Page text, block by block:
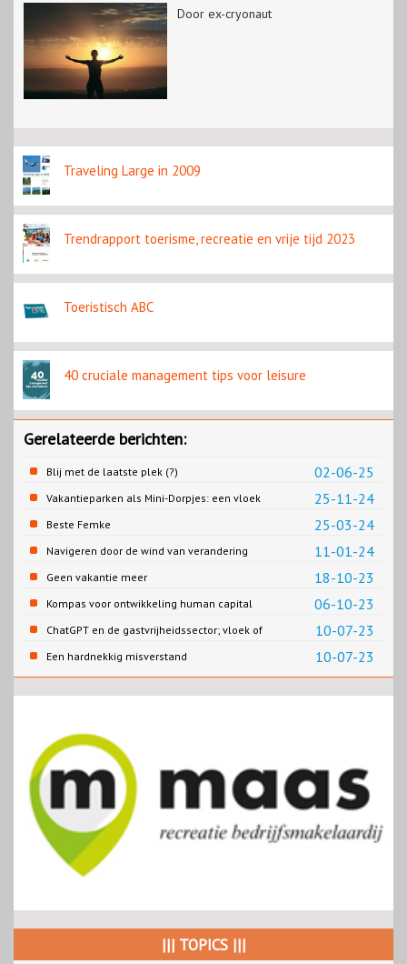
Door ex-cryonaut
Traveling Large in 2009
Trendrapport toerisme, recreatie en vrije tijd 2023
Toeristisch ABC
40 cruciale management tips voor leisure
Gerelateerde berichten:
02-06-25
Blij met de laatste plek (?)
25-11-24
Vakantieparken als Mini-Dorpjes: een vloek
of een zegen?
25-03-24
Beste Femke
11-01-24
Navigeren door de wind van verandering
18-10-23
Geen vakantie meer
06-10-23
Kompas voor ontwikkeling human capital
10-07-23
ChatGPT en de gastvrijheidssector; vloek of
zegen?
10-07-23
Een hardnekkig misverstand
||| TOPICS |||